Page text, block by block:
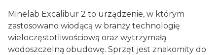
Minelab Excalibur 2 to urządzenie, w którym
zastosowano wiodącą w branży technologię
wieloczęstotliwościową oraz wytrzymałą
wodoszczelną obudowę. Sprzęt jest znakomity do